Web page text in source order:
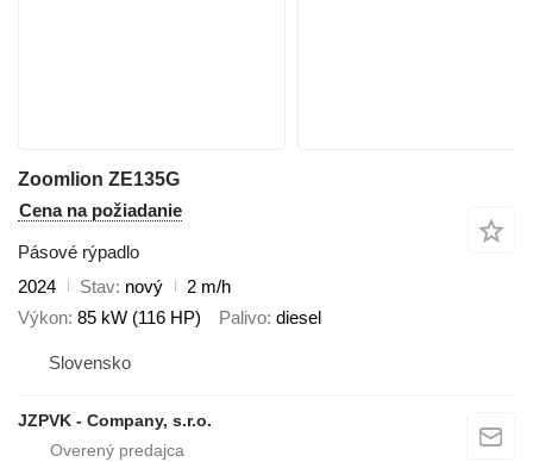
Zoomlion ZE135G
Cena na požiadanie
Pásové rýpadlo
2024
Stav nový
2 m/h
Výkon 85 kW (116 HP) Palivo diesel
Slovensko
JZPVK - Company, s.r.o.